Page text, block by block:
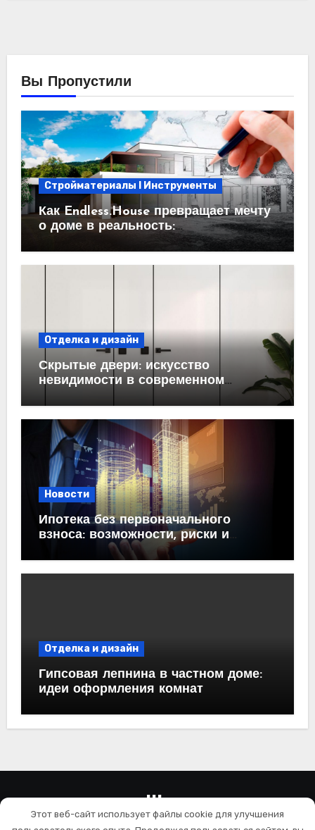
Вы Пропустили
Стройматериалы l Инструменты
Как Endless.House превращает мечту
о доме в реальность:
проектирование под ключ
Отделка и дизайн
Скрытые двери: искусство
невидимости в современном
Новости
Ипотека без первоначального
взноса: возможности, риски и
практические рекомендации<
Отделка и дизайн
Гипсовая лепнина в частном доме:
идеи оформления комнат
wallls.ru
Этот веб-сайт использует файлы cookie для улучшения